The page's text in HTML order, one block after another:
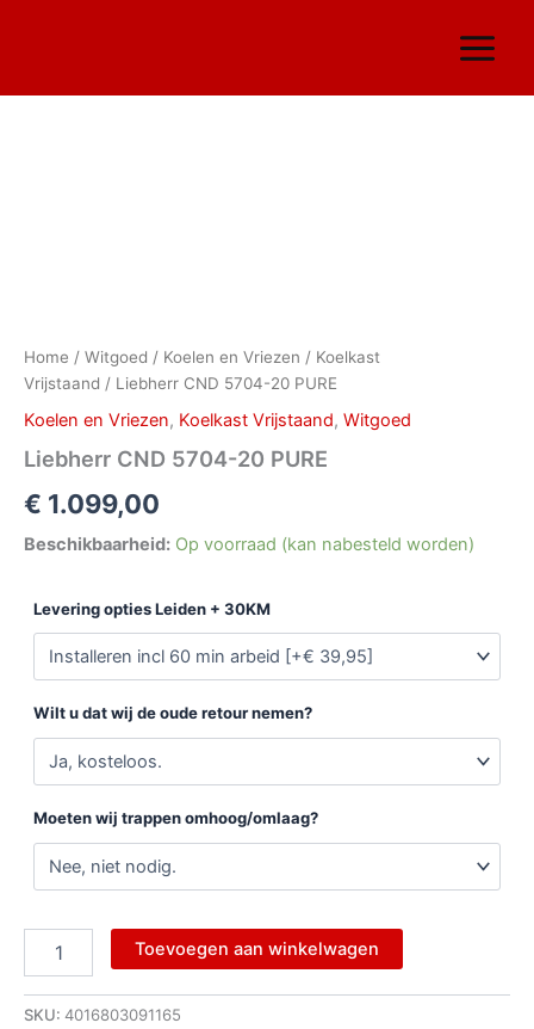
inhoud
Home / Witgoed / Koelen en Vriezen / Koelkast
Vrijstaand / Liebherr CND 5704-20 PURE
Koelen en Vriezen, Koelkast Vrijstaand, Witgoed
Liebherr CND 5704-20 PURE
€ 1.099,00
Beschikbaarheid: Op voorraad (kan nabesteld worden)
Levering opties Leiden + 30KM
Wilt u dat wij de oude retour nemen?
Moeten wij trappen omhoog/omlaag?
Toevoegen aan winkelwagen
SKU: 4016803091165